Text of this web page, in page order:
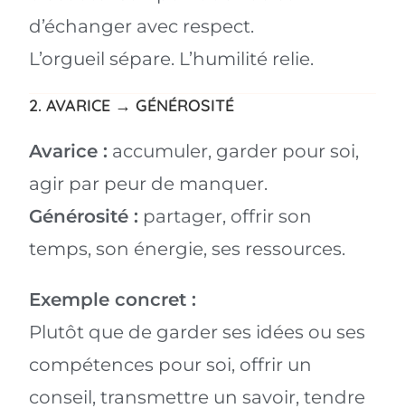
d’échanger avec respect.
L’orgueil sépare. L’humilité relie.
2. AVARICE → GÉNÉROSITÉ
Avarice : accumuler, garder pour soi,
agir par peur de manquer.
Générosité : partager, offrir son
temps, son énergie, ses ressources.
Exemple concret :
Plutôt que de garder ses idées ou ses
compétences pour soi, offrir un
conseil, transmettre un savoir, tendre